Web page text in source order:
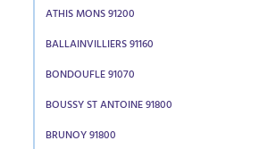
ATHIS MONS 91200
BALLAINVILLIERS 91160
BONDOUFLE 91070
BOUSSY ST ANTOINE 91800
BRUNOY 91800